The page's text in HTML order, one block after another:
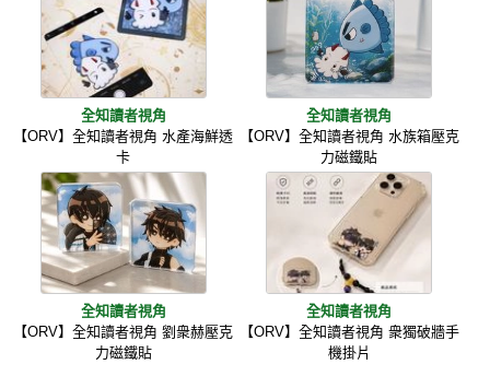
全知讀者視角
【ORV】全知讀者視角 水產海鮮透
卡
全知讀者視角
【ORV】全知讀者視角 水族箱壓克
力磁鐵貼
全知讀者視角
【ORV】全知讀者視角 劉衆赫壓克
力磁鐵貼
全知讀者視角
【ORV】全知讀者視角 衆獨破牆手
機掛片